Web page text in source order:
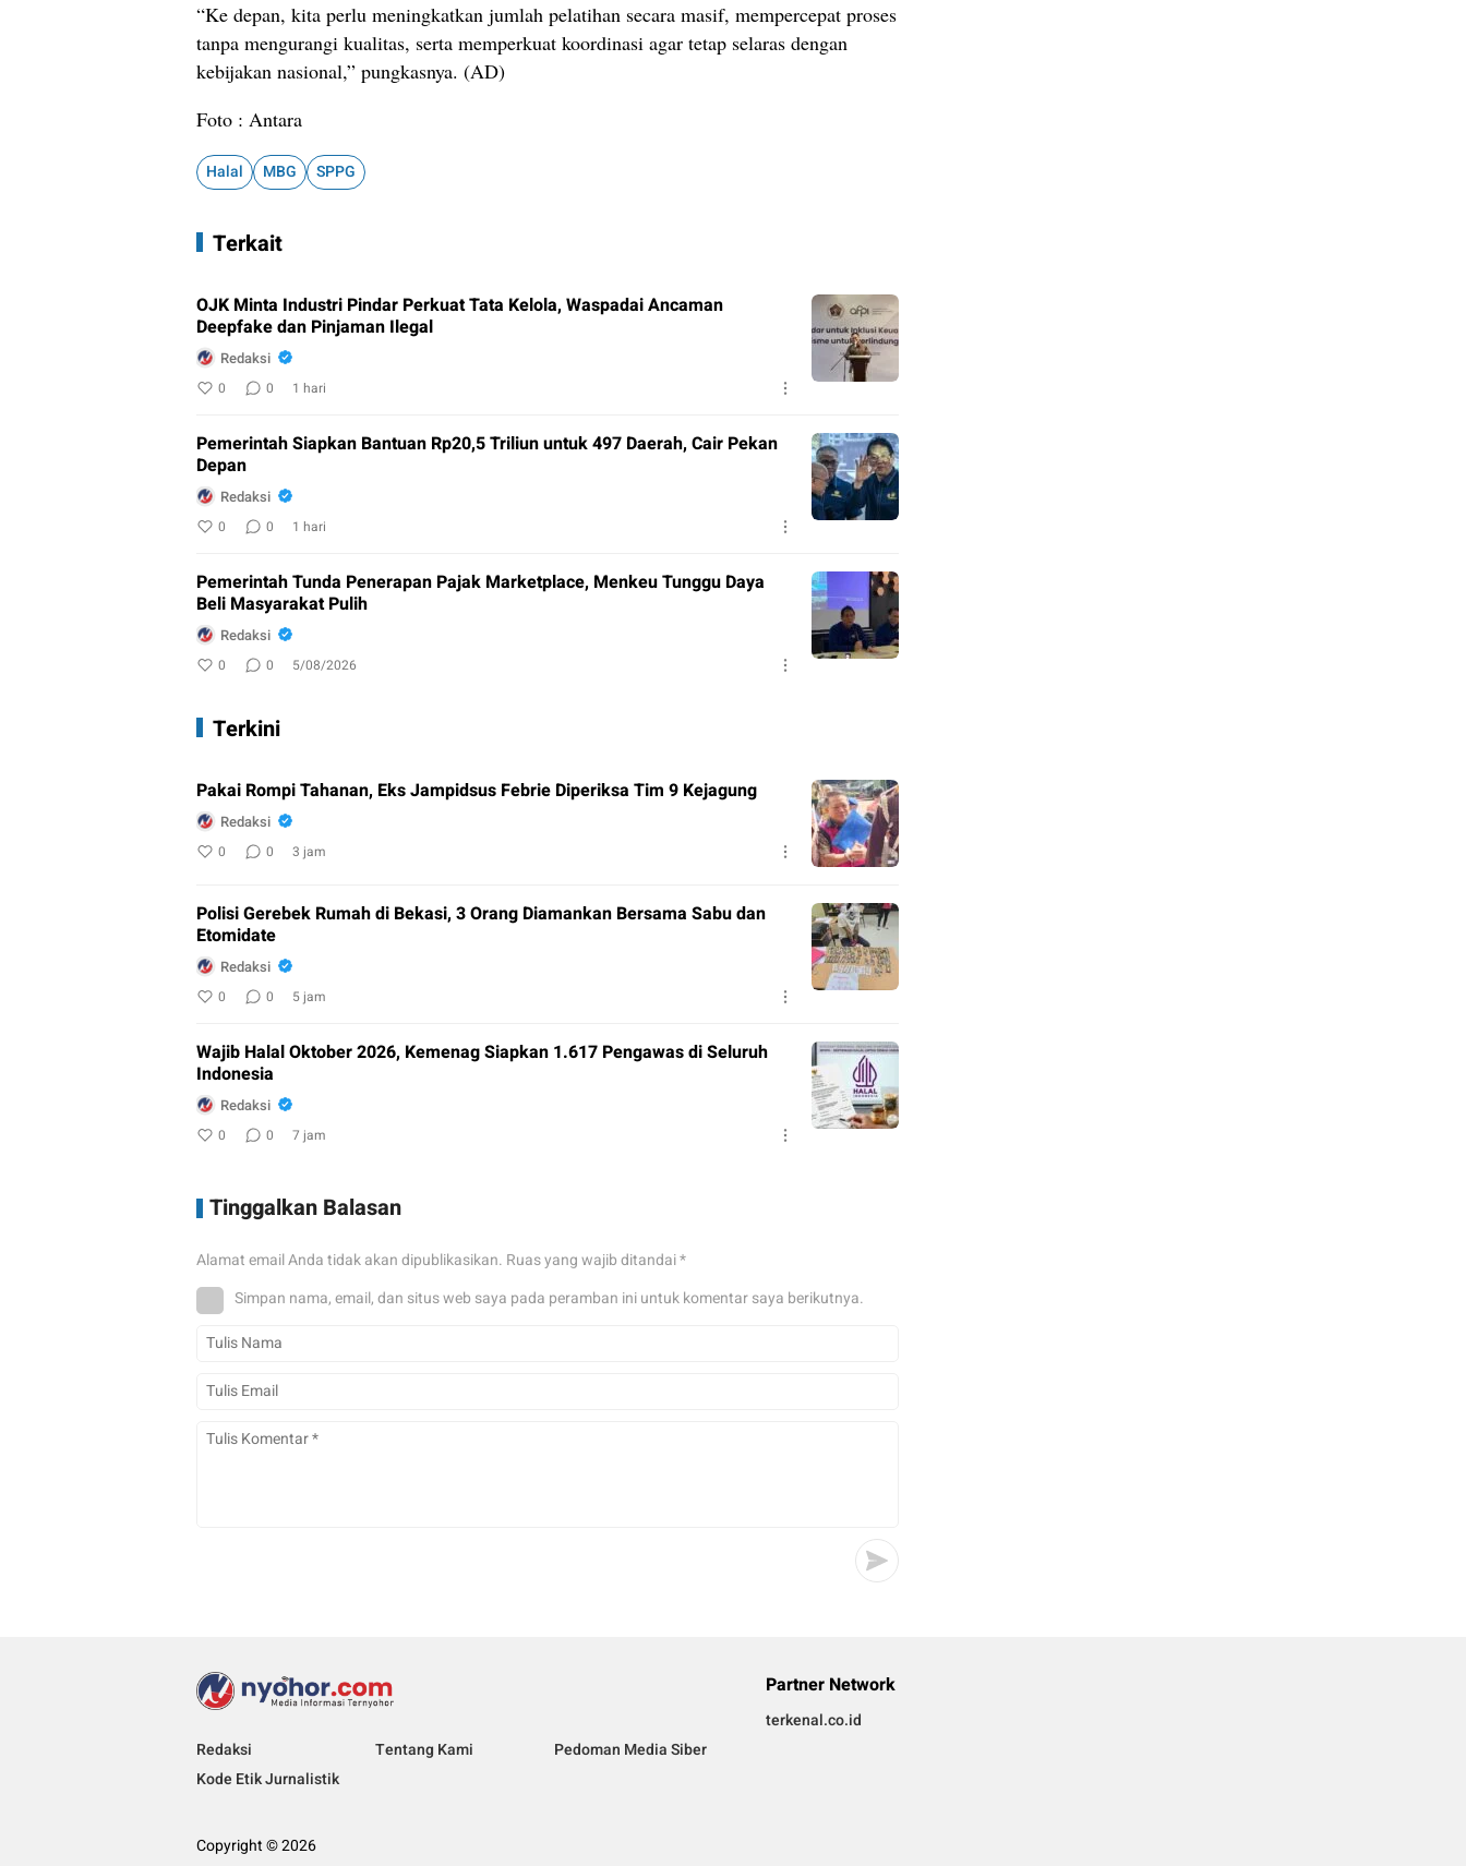
“Ke depan, kita perlu meningkatkan jumlah pelatihan secara masif, mempercepat proses
tanpa mengurangi kualitas, serta memperkuat koordinasi agar tetap selaras dengan
kebijakan nasional,” pungkasnya. (AD)
Foto : Antara
Halal MBG SPPG
Terkait
OJK Minta Industri Pindar Perkuat Tata Kelola, Waspadai Ancaman
Deepfake dan Pinjaman Ilegal
Redaksi
0 0 1 hari
Pemerintah Siapkan Bantuan Rp20,5 Triliun untuk 497 Daerah, Cair Pekan
Depan
Redaksi
0 0 1 hari
Pemerintah Tunda Penerapan Pajak Marketplace, Menkeu Tunggu Daya
Beli Masyarakat Pulih
Redaksi
0 0 5/08/2026
Terkini
Pakai Rompi Tahanan, Eks Jampidsus Febrie Diperiksa Tim 9 Kejagung
Redaksi
0 0 3 jam
Polisi Gerebek Rumah di Bekasi, 3 Orang Diamankan Bersama Sabu dan
Etomidate
Redaksi
0 0 5 jam
Wajib Halal Oktober 2026, Kemenag Siapkan 1.617 Pengawas di Seluruh
Indonesia
Redaksi
0 0 7 jam
Tinggalkan Balasan
Alamat email Anda tidak akan dipublikasikan. Ruas yang wajib ditandai*
Simpan nama, email, dan situs web saya pada peramban ini untuk komentar saya berikutnya.
Redaksi Tentang Kami
Pedoman Media Siber
Kode Etik Jurnalistik
Partner Network
terkenal.co.id
Copyright © 2026